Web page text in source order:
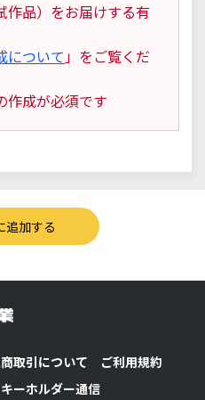
作品）をお届けする有
について」をご覧くだ
成が必須です
取引について
ご利用規約
キーホルダー通信